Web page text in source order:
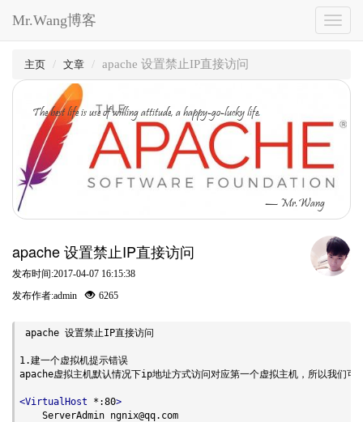
Toggle
Mr.Wang博客
主页 文章 apache 设置禁止IP直接访问
The best life is use of willing attitude, a happy-go-lucky life.
— Mr.Wang
apache 设置禁止IP直接访问
发布时间:2017-04-07 16:15:38
发布作者:admin
6265
apache 设置禁止IP直接访问
1.建一个虚拟机提示错误
apache虚拟主机默认情况下ip地址方式访问对应第一个虚拟主机，所以我们
<VirtualHost *:80>
    ServerAdmin
ngnix@qq.com